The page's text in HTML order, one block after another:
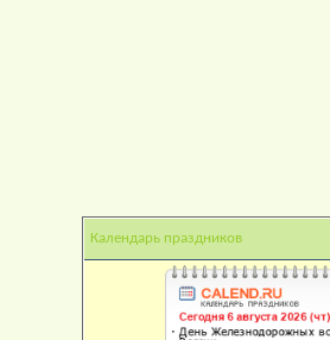
Календарь праздников